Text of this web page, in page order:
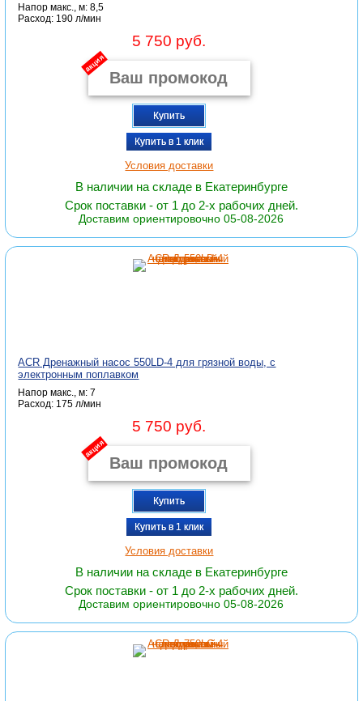
Напор макс., м: 8,5
Расход: 190 л/мин
5 750 руб.
акция
Купить
Купить в 1 клик
Условия доставки
В наличии на складе в Екатеринбурге
Срок поставки - от 1 до 2-х рабочих дней.
Доставим ориентировочно 05-08-2026
ACR Дренажный насос 550LD-4 для грязной воды, с
электронным поплавком
Напор макс., м: 7
Расход: 175 л/мин
5 750 руб.
акция
Купить
Купить в 1 клик
Условия доставки
В наличии на складе в Екатеринбурге
Срок поставки - от 1 до 2-х рабочих дней.
Доставим ориентировочно 05-08-2026